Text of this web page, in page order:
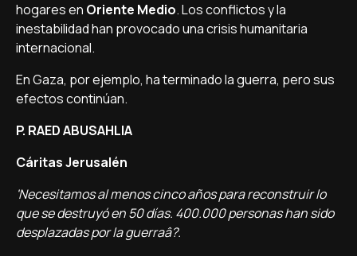
hogares en Oriente Medio. Los conflictos y la
inestabilidad han provocado una crisis humanitaria
internacional.
En Gaza, por ejemplo, ha terminado la guerra, pero sus
efectos continúan.
P. RAED ABUSAHLIA
Cáritas Jerusalén
'Necesitamos al menos cinco años para reconstruir lo
que se destruyó en 50 dí­as. 400.000 personas han sido
desplazadas por la guerraâ?.